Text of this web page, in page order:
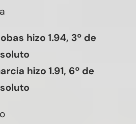
hizo 1.94, 3º de
hizo 1.91, 6º de